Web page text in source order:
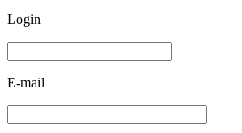
Login
E-mail